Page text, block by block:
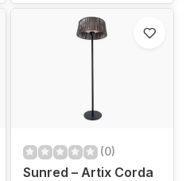
(0)
Sunred – Artix Corda